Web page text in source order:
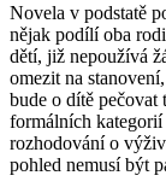
Novela v podstatě
nějak podílí oba
dětí, již nepoužívá
omezit na
bude o dítě pečovat
formálních kategorií
rozhodování o
pohled nemusí být